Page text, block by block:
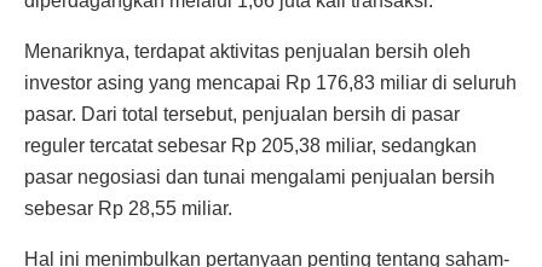
Menariknya, terdapat aktivitas penjualan bersih oleh
investor asing yang mencapai Rp 176,83 miliar di seluruh
pasar. Dari total tersebut, penjualan bersih di pasar
reguler tercatat sebesar Rp 205,38 miliar, sedangkan
pasar negosiasi dan tunai mengalami penjualan bersih
sebesar Rp 28,55 miliar.
Hal ini menimbulkan pertanyaan penting tentang saham-